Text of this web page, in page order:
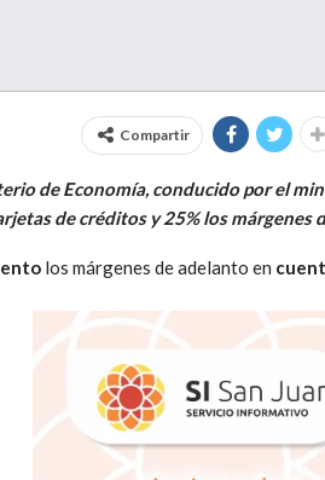
Compartir
de Economía, conducido por el
de créditos y 25% los márgenes
los márgenes de adelanto en